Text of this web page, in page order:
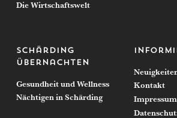
Die Wirtschaftswelt
Schärding
Übernachten
Gesundheit und Wellness
Nächtigen in Schärding
Kontakt
Impressum